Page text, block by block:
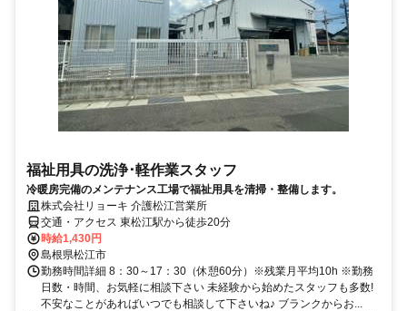
福祉用具の洗浄･軽作業スタッフ
冷暖房完備のメンテナンス工場で福祉用具を清掃・整備します。
株式会社リョーキ 介護松江営業所
交通・アクセス 東松江駅から徒歩20分
時給1,430円
島根県松江市
勤務時間詳細 8：30～17：30（休憩60分）※残業月平均10h ※勤務
日数・時間、お気軽に相談下さい 未経験から始めたスタッフも多数!
不安なことがあればいつでも相談して下さいね♪ ブランクからお...